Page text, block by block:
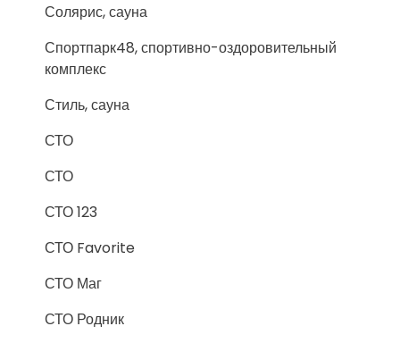
Солярис, сауна
Спортпарк48, спортивно-оздоровительный
комплекс
Стиль, сауна
СТО
СТО
СТО 123
СТО Favorite
СТО Маг
СТО Родник